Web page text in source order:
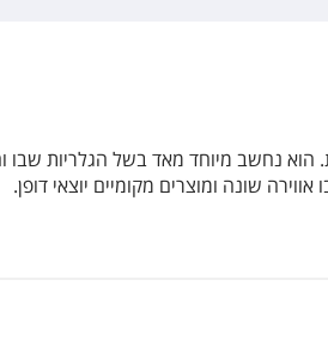
נחשב מיוחד מאד בשל הגלריות שבו
שונה ומוצרים מקומיים יוצאי דופן.